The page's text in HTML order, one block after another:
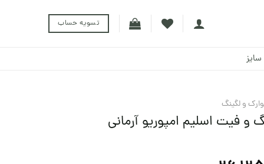
تسویه حساب
و لگینگ
و فیت اسلیم امپوریو آرمانی